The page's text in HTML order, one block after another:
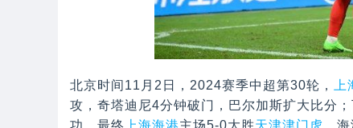
北京时间11月2日，2024赛季中超第30轮，
攻，奇塔迪尼4分钟破门，巴尔加斯扩大比分；